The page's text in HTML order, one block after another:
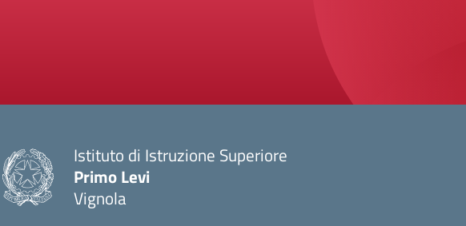
Istituto di Istruzione Superiore
Primo Levi
Vignola